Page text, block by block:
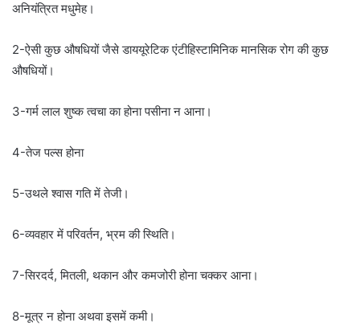
अनियंत्रित मधुमेह।
2-ऐसी कुछ औषधियों जैसे डाययूरेटिक एंटीहिस्टामिनिक मानसिक रोग की कुछ
औषधियों।
3-गर्म लाल शुष्क त्वचा का होना पसीना न आना।
4-तेज पल्स होना
5-उथले श्वास गति में तेजी।
6-व्यवहार में परिवर्तन, भ्रम की स्थिति।
7-सिरदर्द, मितली, थकान और कमजोरी होना चक्कर आना।
8-मूत्र न होना अथवा इसमें कमी।